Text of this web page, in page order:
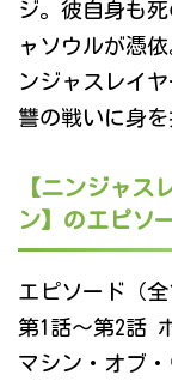
ジ。彼自身も
ャソウルが憑
ンジャスレイ
讐の戦いに身を
【ニンジャス
ン】のエピソ
エピソード（全
第1話～第2話
マシン・オブ